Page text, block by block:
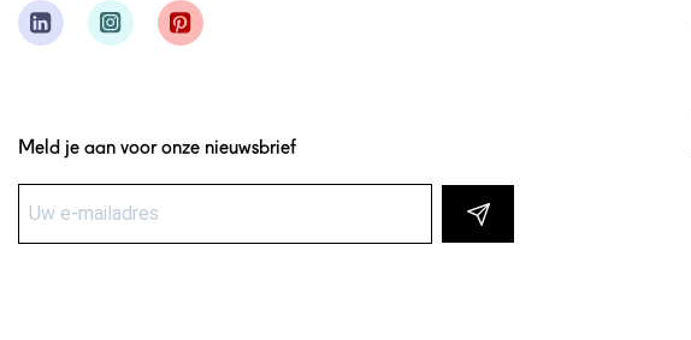
Meld je aan voor onze nieuwsbrief